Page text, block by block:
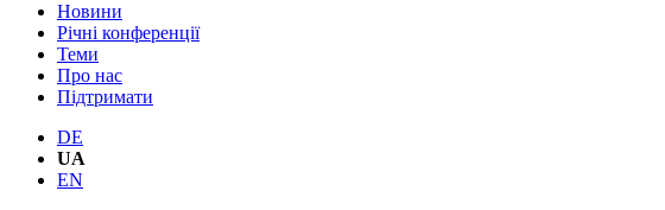
Новини
Річнi конференції
Теми
Про нас
Підтримати
DE
UA
EN